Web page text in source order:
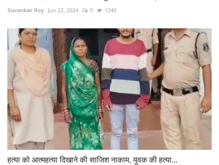
Suvankar Roy Jun 22, 2024 0 1240
हत्या को आत्महत्या दिखाने की साजिश नाकाम, युवक की हत्या...